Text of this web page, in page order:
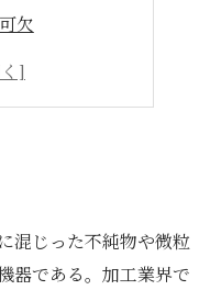
欠
混じった不純物や微粒
器である。加工業界で